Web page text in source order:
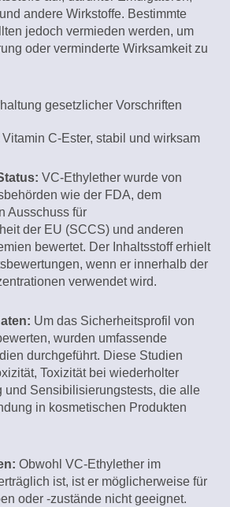
andere Wirkstoffe. Bestimmte
jedoch vermieden werden, um
oder verminderte Wirksamkeit zu
gesetzlicher Vorschriften
Vitamin C-Ester, stabil und wirksam
VC-Ethylether wurde von
wie der FDA, dem
Ausschuss für
der EU (SCCS) und anderen
bewertet. Der Inhaltsstoff erhielt
wenn er innerhalb der
verwendet wird.
Um das Sicherheitsprofil von
wurden umfassende
durchgeführt. Diese Studien
Toxizität bei wiederholter
und Sensibilisierungstests, die alle
in kosmetischen Produkten
Obwohl VC-Ethylether im
ist, ist er möglicherweise für
oder -zustände nicht geeignet.